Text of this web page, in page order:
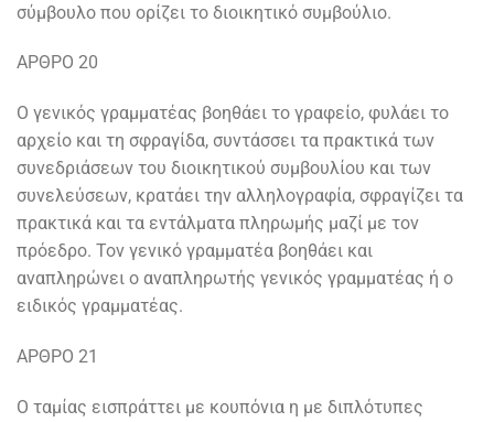
σύμβουλο που ορίζει το διοικητικό συμβούλιο.
ΑΡΘΡΟ 20
Ο γενικός γραμματέας βοηθάει το γραφείο, φυλάει το
αρχείο και τη σφραγίδα, συντάσσει τα πρακτικά των
συνεδριάσεων του διοικητικού συμβουλίου και των
συνελεύσεων, κρατάει την αλληλογραφία, σφραγίζει τα
πρακτικά και τα εντάλματα πληρωμής μαζί με τον
πρόεδρο. Τον γενικό γραμματέα βοηθάει και
αναπληρώνει ο αναπληρωτής γενικός γραμματέας ή ο
ειδικός γραμματέας.
ΑΡΘΡΟ 21
Ο ταμίας εισπράττει με κουπόνια η με διπλότυπες